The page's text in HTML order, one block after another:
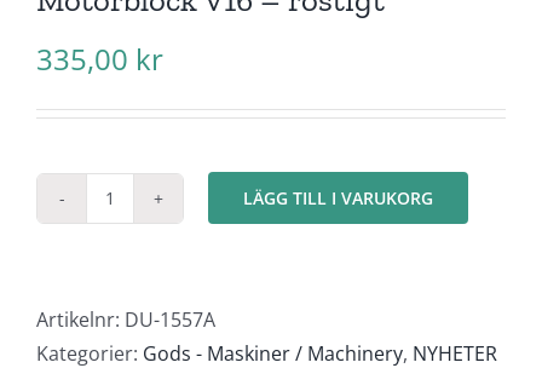
335,00 kr
Motorblock
rostigt
mängd
LÄGG TILL I VARUKORG
Artikelnr: DU-1557A
Kategorier: Gods - Maskiner / Machinery, NYHETER